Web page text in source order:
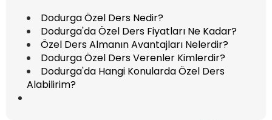
Dodurga Özel Ders Nedir?
Dodurga'da Özel Ders Fiyatları Ne Kadar?
Özel Ders Almanın Avantajları Nelerdir?
Dodurga Özel Ders Verenler Kimlerdir?
Dodurga'da Hangi Konularda Özel Ders
Alabilirim?